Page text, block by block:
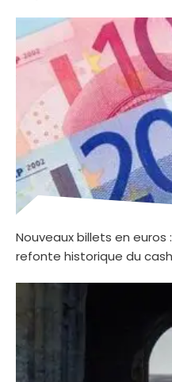
Nouveaux billets en euros
refonte historique du